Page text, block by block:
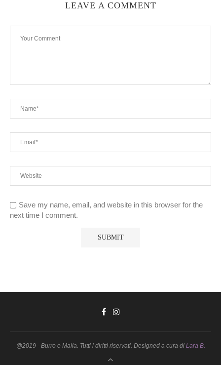
LEAVE A COMMENT
Save my name, email, and website in this browser for the
next time I comment.
@2019 - Burro e Malla. Tutti i diritti riservati. Designed a cura di Lara B.